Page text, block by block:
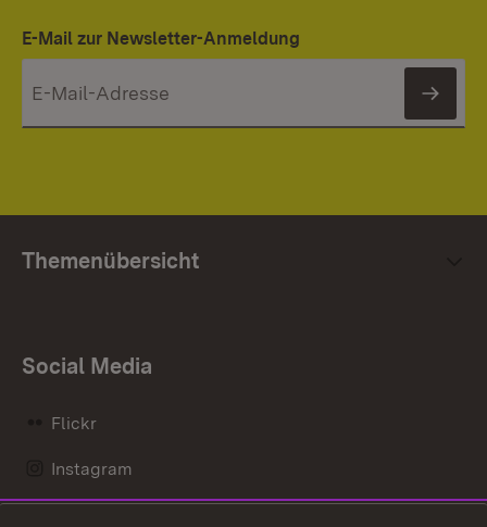
E-Mail zur Newsletter-Anmeldung
Themenübersicht
Social Media
Flickr
Instagram